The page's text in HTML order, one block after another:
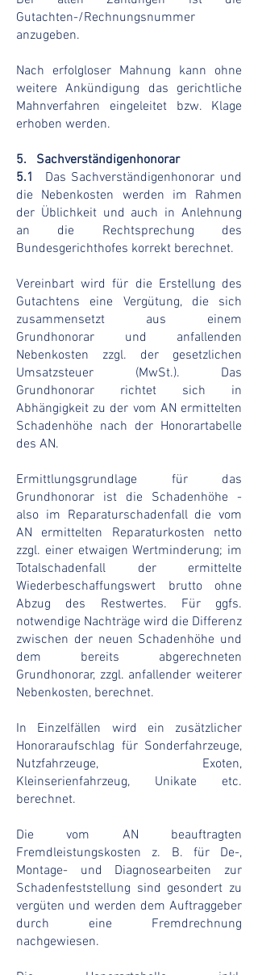
Gutachten-/Rechnungsnummer
anzugeben.
Nach erfolgloser Mahnung kann ohne
weitere Ankündigung das gerichtliche
Mahnverfahren eingeleitet bzw. Klage
erhoben werden.
5.
Sachverständigenhonorar
​​5.1
​Das Sachverständigenhonorar und
die Nebenkosten werden im Rahmen
der Üblichkeit und auch in Anlehnung
an die Rechtsprechung des
Bundesgerichthofes korrekt berechnet.
Vereinbart wird für die Erstellung des
Gutachtens eine Vergütung, die sich
zusammensetzt aus einem
Grundhonorar und anfallenden
Nebenkosten zzgl. der gesetzlichen
Umsatzsteuer (MwSt.). Das
Grundhonorar richtet sich in
Abhängigkeit zu der vom AN ermittelten
Schadenhöhe nach der Honorartabelle
des AN.
Ermittlungsgrundlage für das
Grundhonorar ist die Schadenhöhe -
also im Reparaturschadenfall die vom
AN ermittelten Reparaturkosten netto
zzgl. einer etwaigen Wertminderung; im
Totalschadenfall der ermittelte
Wiederbeschaffungswert brutto ohne
Abzug des Restwertes. Für ggfs.
notwendige Nachträge wird die Differenz
zwischen der neuen Schadenhöhe und
dem bereits abgerechneten
Grundhonorar, zzgl. anfallender weiterer
Nebenkosten, berechnet.
In Einzelfällen wird ein zusätzlicher
Honoraraufschlag für Sonderfahrzeuge,
Nutzfahrzeuge, Exoten,
Kleinserienfahrzeug, Unikate etc.
berechnet.
Die vom AN beauftragten
Fremdleistungskosten z. B. für De-,
Montage- und Diagnosearbeiten zur
Schadenfeststellung sind gesondert zu
vergüten und werden dem Auftraggeber
durch eine Fremdrechnung
nachgewiesen.